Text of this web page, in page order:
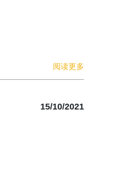
阅读更多
15/10/2021